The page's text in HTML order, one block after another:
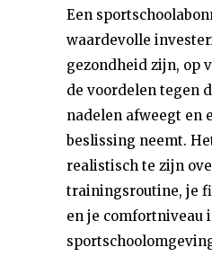
Een
waardevolle
gezondheid zijn, op
de voordelen tegen
nadelen afweegt en
beslissing neemt.
realistisch te zijn
trainingsroutine, je
en je comfortniveau